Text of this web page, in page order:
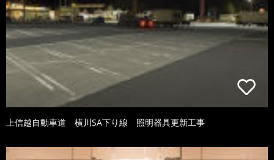
上信越自動車道 横川SA下り線 照明器具更新工事